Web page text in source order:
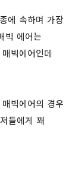
에 속하며 가장
빅 에어는
빅에어인데
빅에어의 경우
들에게 꽤